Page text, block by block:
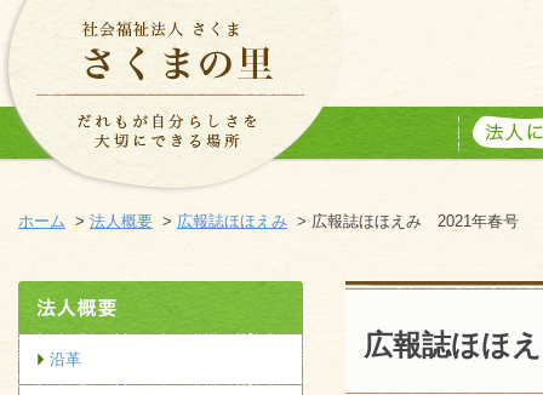
ホーム > 法人概要 > 広報誌ほほえみ > 広報誌ほほえみ 2021年春号
広報誌ほほ
沿革